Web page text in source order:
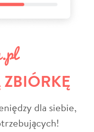
dla siebie,